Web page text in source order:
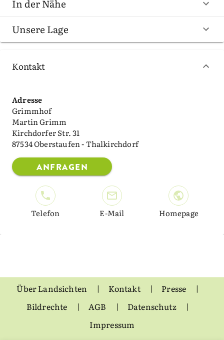
In der Nähe
Unsere Lage
Kontakt
Adresse
Grimmhof
Martin Grimm
Kirchdorfer Str. 31
87534 Oberstaufen - Thalkirchdorf
ANFRAGEN
Telefon E-Mail Homepage
Über Landsichten Kontakt
Presse
Bildrechte
AGB
Datenschutz
Impressum